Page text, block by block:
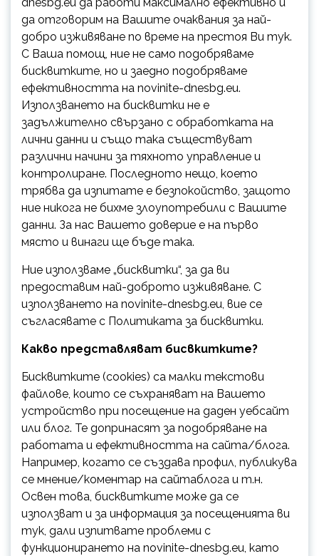
да отговорим на Вашите очаквания за най-
добро изживяване по време на престоя Ви тук.
С Ваша помощ, ние не само подобряваме
бисквитките, но и заедно подобряваме
ефективността на novinite-dnesbg.eu.
Използването на бисквитки не е
задължително свързано с обработката на
лични данни и също така съществуват
различни начини за тяхното управление и
контролиране. Последното нещо, което
трябва да изпитате е безпокойство, защото
ние никога не бихме злоупотребили с Вашите
данни. За нас Вашето доверие е на първо
място и винаги ще бъде така.
Ние използваме „бисквитки“, за да ви
предоставим най-доброто изживяване. С
използването на novinite-dnesbg.eu, вие се
съгласявате с Политиката за бисквитки.
Какво представляват бисвкитките?
Бисквитките (cookies) са малки текстови
файлове, които се съхраняват на Вашето
устройство при посещение на даден уебсайт
или блог. Те допринасят за подобряване на
работата и ефективността на сайта/блога.
Например, когато се създава профил, публикува
се мнение/коментар на сайтаблога и т.н.
Освен това, бисквитките може да се
използват и за информация за посещенията ви
тук, дали изпитвате проблеми с
функционирането на novinite-dnesbg.eu, като